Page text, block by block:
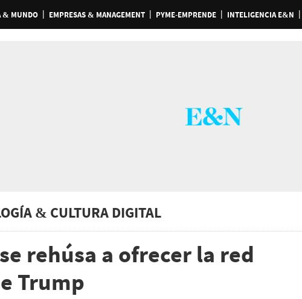
& MUNDO EMPRESAS & MANAGEMENT PYME-EMPRENDE INTELIGENCIA E&N
& CULTURA DIGITAL
rehúsa a ofrecer la red
Trump